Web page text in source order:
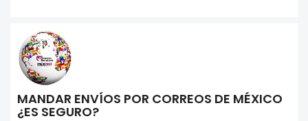
MANDAR ENVÍOS POR CORREOS DE MÉXICO
¿ES SEGURO?